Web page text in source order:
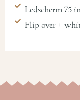
Ledscherm 75
Flip over +